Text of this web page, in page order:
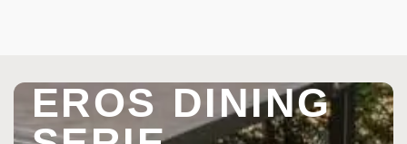
EROS DINING